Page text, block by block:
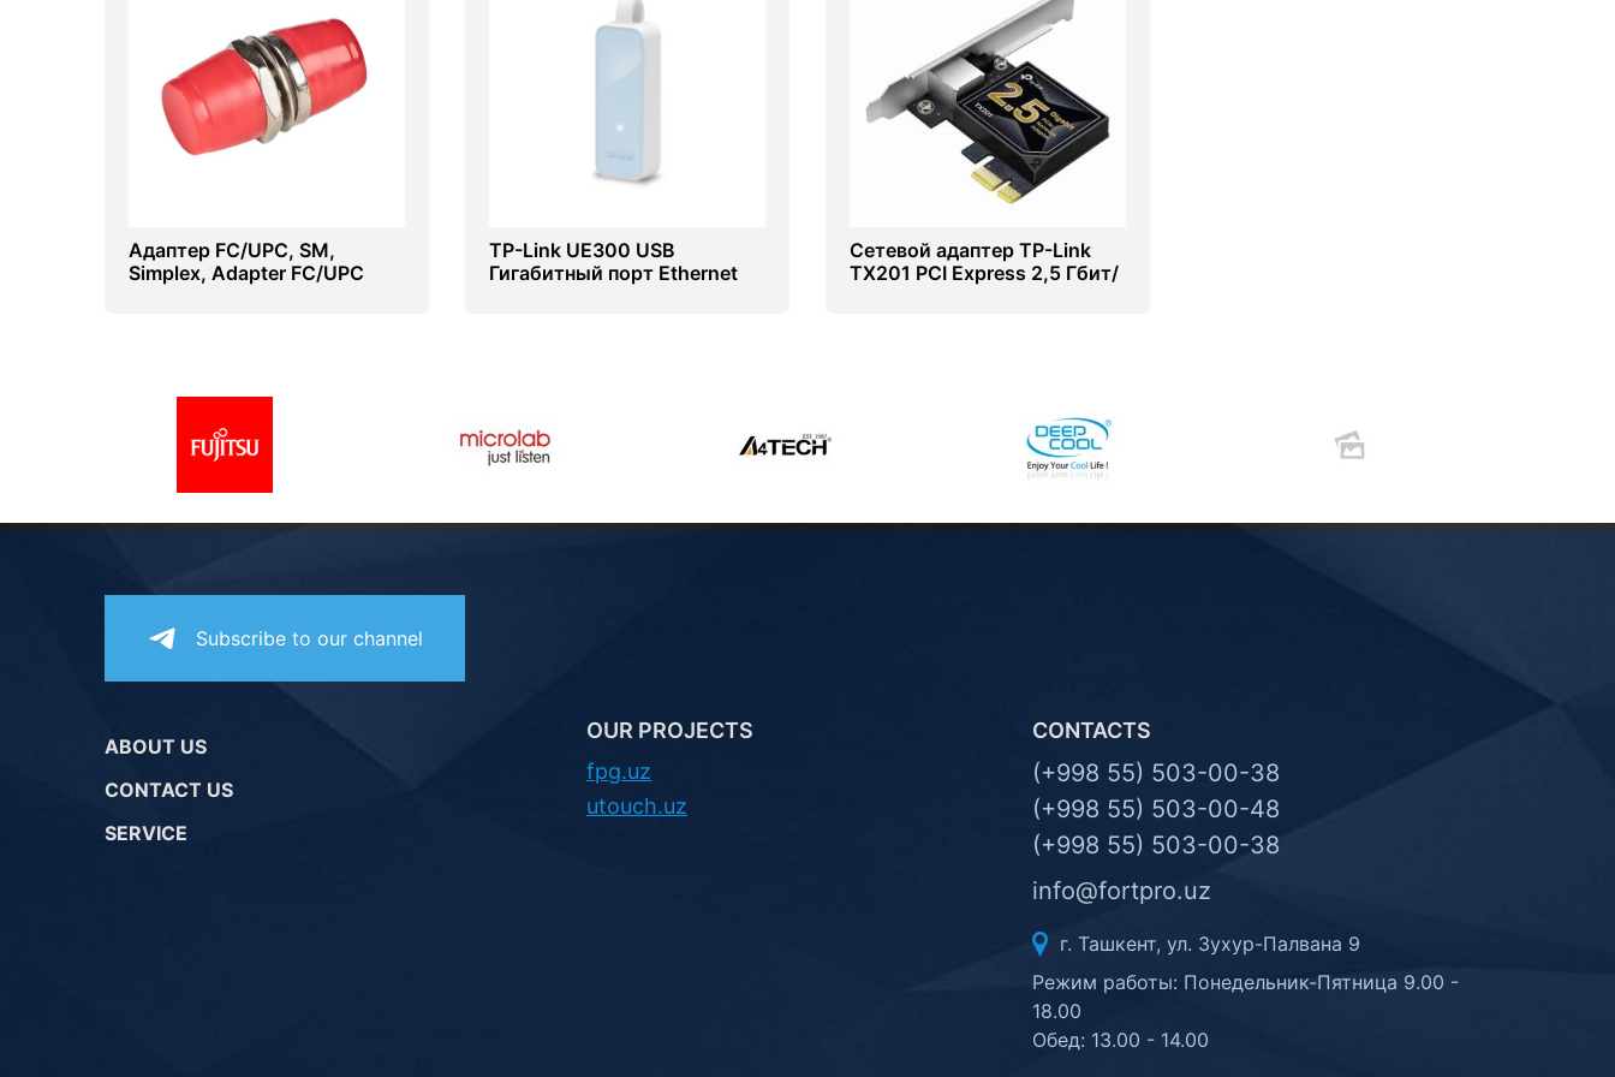
Адаптер FC/UPC, SM,
Simplex, Adapter FC/UPC
TP-Link UE300 USB
Гигабитный порт Ethernet
Сетевой адаптер TP-Link
TX201 PCI Express 2,5 Гбит/
Subscribe to our channel
ABOUT US
CONTACT US
SERVICE
OUR PROJECTS
fpg.uz
utouch.uz
CONTACTS
(+998 55) 503-00-38
(+998 55) 503-00-48
(+998 55) 503-00-38
info@fortpro.uz
г. Ташкент, ул. Зухур-Палвана 9
Режим работы: Понедельник-Пятница 9.00 -
18.00
Обед: 13.00 - 14.00